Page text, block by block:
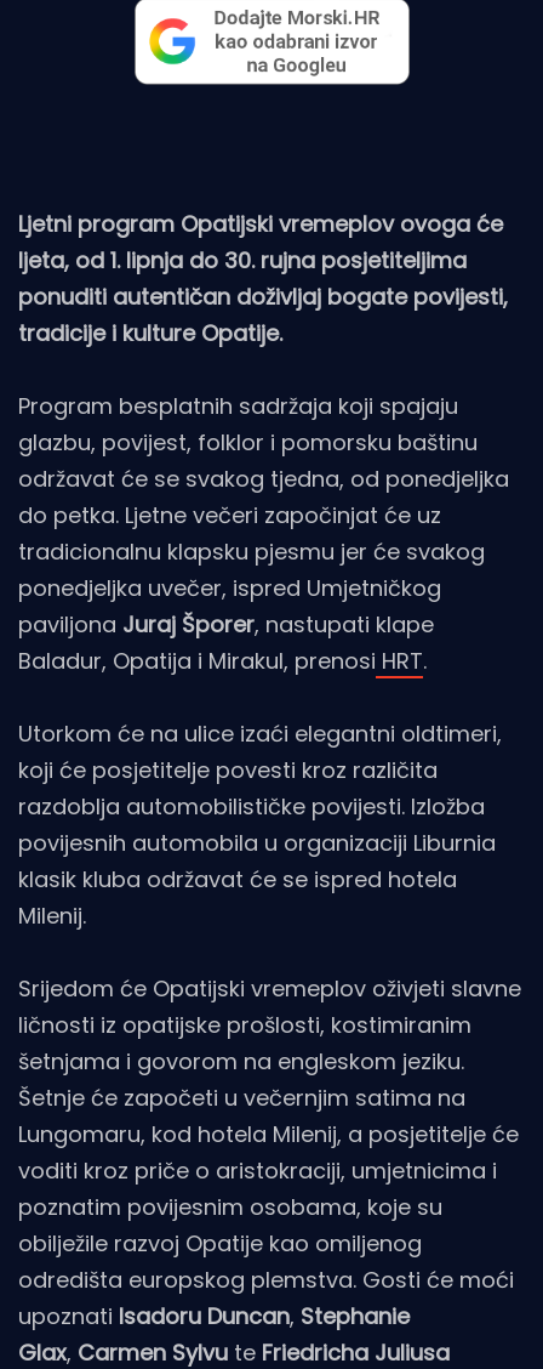
Ljetni program Opatijski vremeplov ovoga će
ljeta, od 1. lipnja do 30. rujna posjetiteljima
ponuditi autentičan doživljaj bogate povijesti,
tradicije i kulture Opatije.
Program besplatnih sadržaja koji spajaju
glazbu, povijest, folklor i pomorsku baštinu
održavat će se svakog tjedna, od ponedjeljka
do petka. Ljetne večeri započinjat će uz
tradicionalnu klapsku pjesmu jer će svakog
ponedjeljka uvečer, ispred Umjetničkog
paviljona Juraj Šporer, nastupati klape
Baladur, Opatija i Mirakul, prenosi HRT.
Utorkom će na ulice izaći elegantni oldtimeri,
koji će posjetitelje povesti kroz različita
razdoblja automobilističke povijesti. Izložba
povijesnih automobila u organizaciji Liburnia
klasik kluba održavat će se ispred hotela
Milenij.
Srijedom će Opatijski vremeplov oživjeti slavne
ličnosti iz opatijske prošlosti, kostimiranim
šetnjama i govorom na engleskom jeziku.
Šetnje će započeti u večernjim satima na
Lungomaru, kod hotela Milenij, a posjetitelje će
voditi kroz priče o aristokraciji, umjetnicima i
poznatim povijesnim osobama, koje su
obilježile razvoj Opatije kao omiljenog
odredišta europskog plemstva. Gosti će moći
upoznati Isadoru Duncan, Stephanie
Glax, Carmen Sylvu te Friedricha Juliusa